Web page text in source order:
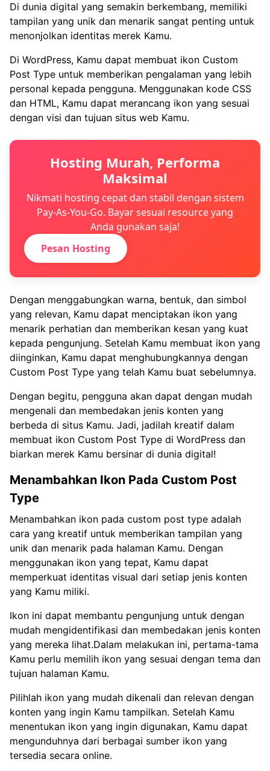
Di dunia digital yang semakin berkembang, memiliki
tampilan yang unik dan menarik sangat penting untuk
menonjolkan identitas merek Kamu.
Di WordPress, Kamu dapat membuat ikon Custom
Post Type untuk memberikan pengalaman yang lebih
personal kepada pengguna. Menggunakan kode CSS
dan HTML, Kamu dapat merancang ikon yang sesuai
dengan visi dan tujuan situs web Kamu.
Hosting Murah, Performa
Maksimal
Nikmati hosting cepat dan stabil dengan sistem
Pay-As-You-Go. Bayar sesuai resource yang
Anda gunakan saja!
Pesan Hosting
Dengan menggabungkan warna, bentuk, dan simbol
yang relevan, Kamu dapat menciptakan ikon yang
menarik perhatian dan memberikan kesan yang kuat
kepada pengunjung. Setelah Kamu membuat ikon yang
diinginkan, Kamu dapat menghubungkannya dengan
Custom Post Type yang telah Kamu buat sebelumnya.
Dengan begitu, pengguna akan dapat dengan mudah
mengenali dan membedakan jenis konten yang
berbeda di situs Kamu. Jadi, jadilah kreatif dalam
membuat ikon Custom Post Type di WordPress dan
biarkan merek Kamu bersinar di dunia digital!
Menambahkan Ikon Pada Custom Post
Type
Menambahkan ikon pada custom post type adalah
cara yang kreatif untuk memberikan tampilan yang
unik dan menarik pada halaman Kamu. Dengan
menggunakan ikon yang tepat, Kamu dapat
memperkuat identitas visual dari setiap jenis konten
yang Kamu miliki.
Ikon ini dapat membantu pengunjung untuk dengan
mudah mengidentifikasi dan membedakan jenis konten
yang mereka lihat.Dalam melakukan ini, pertama-tama
Kamu perlu memilih ikon yang sesuai dengan tema dan
tujuan halaman Kamu.
Pilihlah ikon yang mudah dikenali dan relevan dengan
konten yang ingin Kamu tampilkan. Setelah Kamu
menentukan ikon yang ingin digunakan, Kamu dapat
mengunduhnya dari berbagai sumber ikon yang
tersedia secara online.